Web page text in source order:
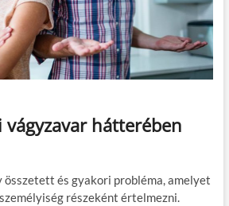
vágyzavar hátterében
összetett és gyakori probléma, amelyet
részeként értelmezni.